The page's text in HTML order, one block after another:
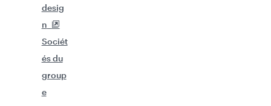
desig
n
Sociét
és du
group
e